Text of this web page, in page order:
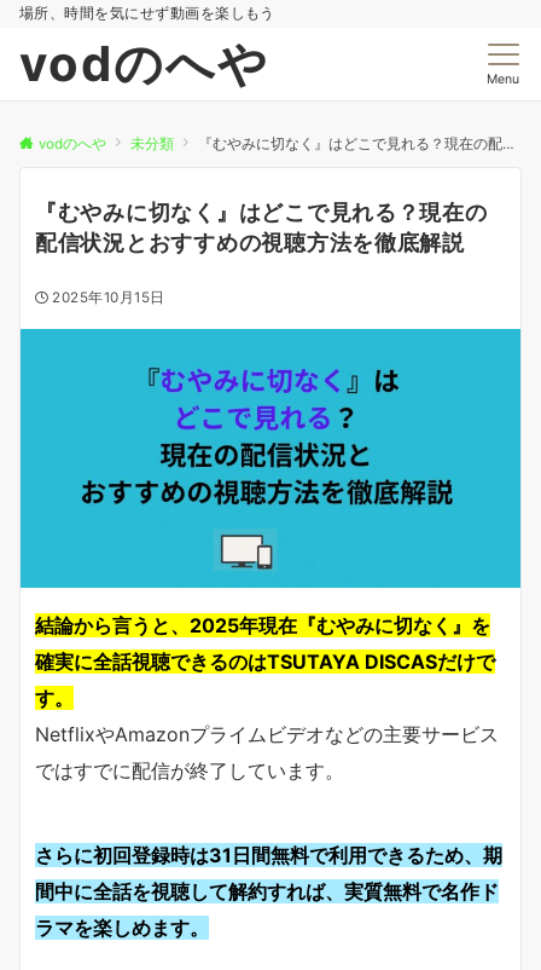
場所、時間を気にせず動画を楽しもう
vodのへや Menu
vodのへや 未分類 『むやみに切なく』はどこで見れる？現在の配信状況とおすすめの視聴方法を徹底解説
『むやみに切なく』はどこで見れる？現在の
配信状況とおすすめの視聴方法を徹底解説
2025年10月15日
結論から言うと、2025年現在『むやみに切なく』を
確実に全話視聴できるのはTSUTAYA DISCASだけで
す。
NetflixやAmazonプライムビデオなどの主要サービス
ではすでに配信が終了しています。
さらに初回登録時は31日間無料で利用できるため、期
間中に全話を視聴して解約すれば、実質無料で名作ド
ラマを楽しめます。